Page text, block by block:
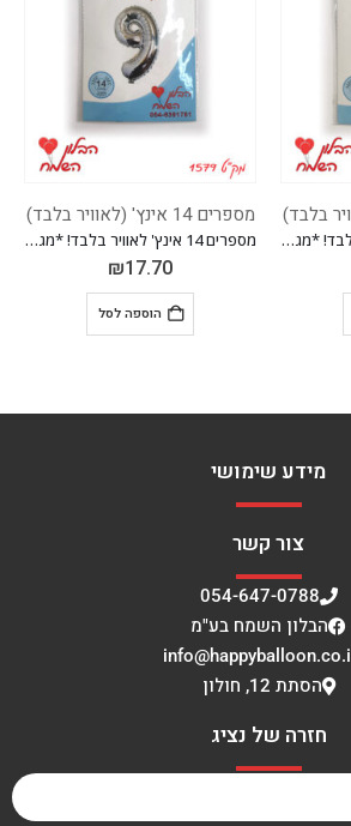
מספרים 14 אינץ' לאוויר בלבד! *מגיע בסיטונאות חבילה של 5 יח'*
מספרים 14 אינץ' (לאוויר בלבד)
מספרים 14 אינץ' לאוויר בלבד! *מגיע בסיטונאות חבילה של 5 יח'*
₪17.70
הוספה לסל
מידע שימושי
צור קשר
054-647-0788
הבלון השמח בע"מ
info@happyballoon.co.il
הסתת 12, חולון
חזרה של נציג